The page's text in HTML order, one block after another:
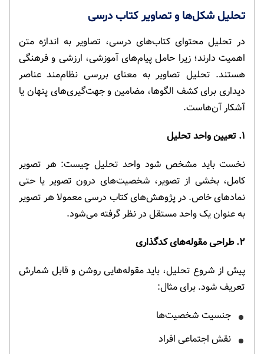
تحلیل شکل‌ها و تصاویر کتاب درسی
در تحلیل محتوای کتاب‌های درسی، تصاویر به اندازه متن
اهمیت دارند؛ زیرا حامل پیام‌های آموزشی، ارزشی و فرهنگی
هستند. تحلیل تصاویر به معنای بررسی نظام‌مند عناصر
دیداری برای کشف الگوها، مضامین و جهت‌گیری‌های پنهان یا
آشکار آن‌هاست.
۱. تعیین واحد تحلیل
نخست باید مشخص شود واحد تحلیل چیست: هر تصویر
کامل، بخشی از تصویر، شخصیت‌های درون تصویر یا حتی
نمادهای خاص. در پژوهش‌های کتاب درسی معمولا هر تصویر
به عنوان یک واحد مستقل در نظر گرفته می‌شود.
۲. طراحی مقوله‌های کدگذاری
پیش از شروع تحلیل، باید مقوله‌هایی روشن و قابل شمارش
تعریف شود. برای مثال:
جنسیت شخصیت‌ها
نقش اجتماعی افراد